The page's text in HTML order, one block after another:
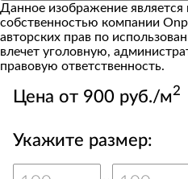
Данное изображение является
собственностью компании
авторских прав по
влечет уголовную,
правовую ответственность.
Цена от 900 руб./м2
Укажите размер: